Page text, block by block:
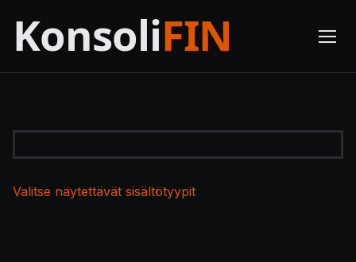
Valitse näytettävät sisältötyypit